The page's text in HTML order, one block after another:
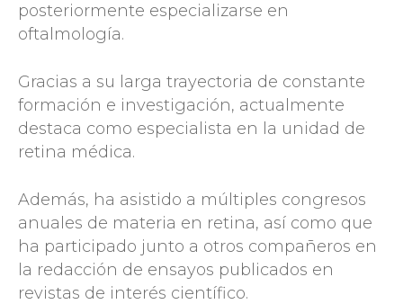
posteriormente especializarse en
oftalmología.
Gracias a su larga trayectoria de constante
formación e investigación, actualmente
destaca como especialista en la unidad de
retina médica.
Además, ha asistido a múltiples congresos
anuales de materia en retina, así como que
ha participado junto a otros compañeros en
la redacción de ensayos publicados en
revistas de interés científico.